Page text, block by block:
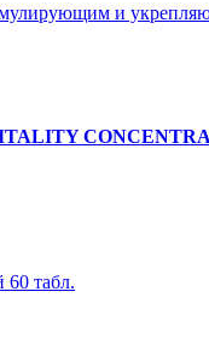
и
табл.